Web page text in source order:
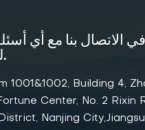
في الاتصال بنا مع أي
للمساعدة.
1001&1002, Building 4,
Center, No. 2 Rixin
Nanjing